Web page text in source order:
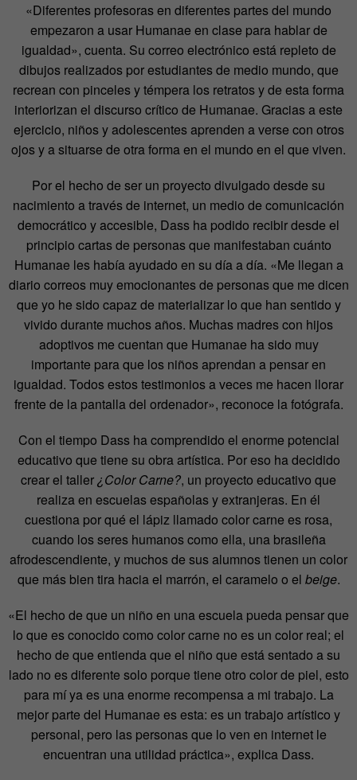
«Diferentes profesoras en diferentes partes del mundo
empezaron a usar Humanae en clase para hablar de
igualdad», cuenta. Su correo electrónico está repleto de
dibujos realizados por estudiantes de medio mundo, que
recrean con pinceles y témpera los retratos y de esta forma
interiorizan el discurso crítico de Humanae. Gracias a este
ejercicio, niños y adolescentes aprenden a verse con otros
ojos y a situarse de otra forma en el mundo en el que viven.
Por el hecho de ser un proyecto divulgado desde su
nacimiento a través de internet, un medio de comunicación
democrático y accesible, Dass ha podido recibir desde el
principio cartas de personas que manifestaban cuánto
Humanae les había ayudado en su día a día. «Me llegan a
diario correos muy emocionantes de personas que me dicen
que yo he sido capaz de materializar lo que han sentido y
vivido durante muchos años. Muchas madres con hijos
adoptivos me cuentan que Humanae ha sido muy
importante para que los niños aprendan a pensar en
igualdad. Todos estos testimonios a veces me hacen llorar
frente de la pantalla del ordenador», reconoce la fotógrafa.
Con el tiempo Dass ha comprendido el enorme potencial
educativo que tiene su obra artística. Por eso ha decidido
crear el taller¿Color Carne?, un proyecto educativo que
realiza en escuelas españolas y extranjeras. En él
cuestiona por qué el lápiz llamado color carne es rosa,
cuando los seres humanos como ella, una brasileña
afrodescendiente, y muchos de sus alumnos tienen un color
que más bien tira hacia el marrón, el caramelo o el beige.
«El hecho de que un niño en una escuela pueda pensar que
lo que es conocido como color carne no es un color real; el
hecho de que entienda que el niño que está sentado a su
lado no es diferente solo porque tiene otro color de piel, esto
para mí ya es una enorme recompensa a mi trabajo. La
mejor parte del Humanae es esta: es un trabajo artístico y
personal, pero las personas que lo ven en internet le
encuentran una utilidad práctica», explica Dass.